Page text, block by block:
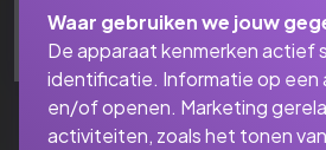
Waar gebruiken we jouw
De apparaat kenmerken actief
identificatie. Informatie op een
en/of openen. Marketing
activiteiten, zoals het tonen van